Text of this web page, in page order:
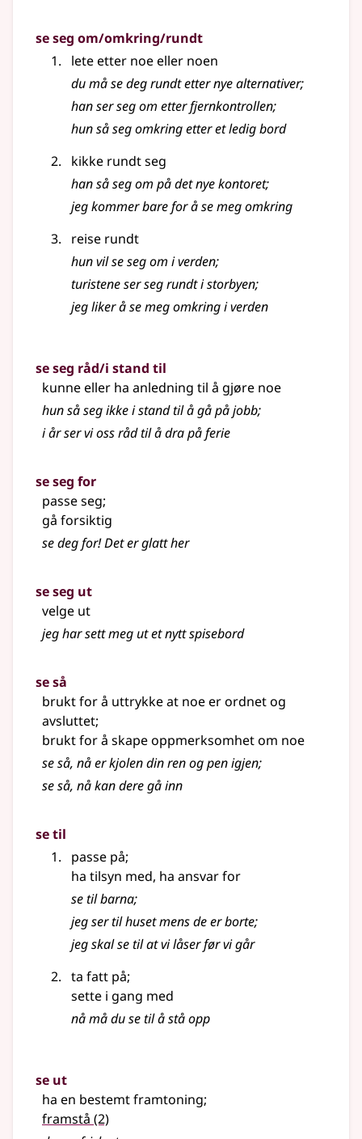
se seg om/omkring/rundt
lete etter noe eller noen
du må se deg rundt etter nye alternativer;
han ser seg om etter fjernkontrollen;
hun så seg omkring etter et ledig bord
kikke rundt seg
han så seg om på det nye kontoret;
jeg kommer bare for å se meg omkring
reise rundt
hun vil se seg om i verden;
turistene ser seg rundt i storbyen;
jeg liker å se meg omkring i verden
se seg råd/i stand til
kunne eller ha anledning til å gjøre noe
hun så seg ikke i stand til å gå på jobb;
i år ser vi oss råd til å dra på ferie
se seg for
passe seg;
gå forsiktig
se deg for! Det er glatt her
se seg ut
velge ut
jeg har sett meg ut et nytt spisebord
se så
brukt for å uttrykke at noe er ordnet og
avsluttet;
brukt for å skape oppmerksomhet om noe
se så, nå er kjolen din ren og pen igjen;
se så, nå kan dere gå inn
se til
passe på;
ha tilsyn med, ha ansvar for
se til barna;
jeg ser til huset mens de er borte;
jeg skal se til at vi låser før vi går
ta fatt på;
sette i gang med
nå må du se til å stå opp
se ut
ha en bestemt framtoning;
framstå (2)